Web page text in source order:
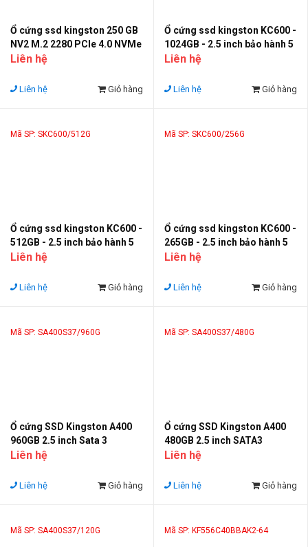
Ổ cứng ssd kingston 250 GB
NV2 M.2 2280 PCIe 4.0 NVMe
Liên hệ
Liên hệ Giỏ hàng
Ổ cứng ssd kingston KC600 -
1024GB - 2.5 inch bảo hành 5
năm
Liên hệ
Liên hệ Giỏ hàng
Mã SP: SKC600/512G
Ổ cứng ssd kingston KC600 -
512GB - 2.5 inch bảo hành 5
năm
Liên hệ
Liên hệ Giỏ hàng
Mã SP: SKC600/256G
Ổ cứng ssd kingston KC600 -
265GB - 2.5 inch bảo hành 5
năm
Liên hệ
Liên hệ Giỏ hàng
Mã SP: SA400S37/960G
Ổ cứng SSD Kingston A400
960GB 2.5 inch Sata 3
Liên hệ
Liên hệ Giỏ hàng
Mã SP: SA400S37/480G
Ổ cứng SSD Kingston A400
480GB 2.5 inch SATA3
Liên hệ
Liên hệ Giỏ hàng
Mã SP: SA400S37/120G Mã SP: KF556C40BBAK2-64